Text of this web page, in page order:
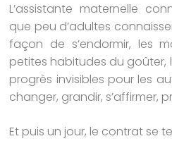
L’assistante maternelle
que peu d’adultes
façon de s’endormir, les
petites habitudes du goûter,
progrès invisibles pour les
changer, grandir, s’affirmer,
Et puis un jour, le contrat se